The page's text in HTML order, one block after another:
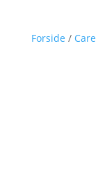
Forside / Care